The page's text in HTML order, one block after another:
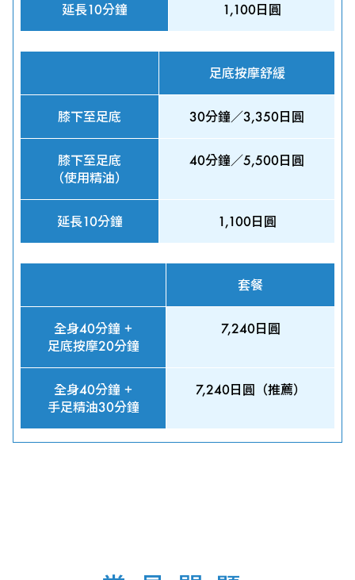
延長10分鐘 1,100日圓
足底按摩舒緩
膝下至足底 30分鐘／3,350日圓
膝下至足底
（使用精油）
40分鐘／5,500日圓
延長10分鐘 1,100日圓
套餐
全身40分鐘 +
足底按摩20分鐘
7,240日圓
全身40分鐘 +
手足精油30分鐘
7,240日圓（推薦）